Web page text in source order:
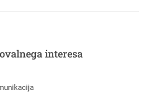
interesa